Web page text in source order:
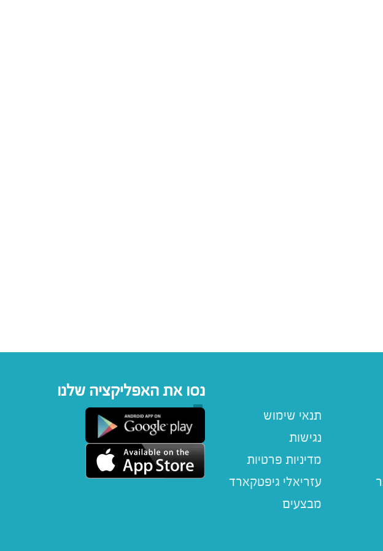
תנאי שימוש
נגישות
מדיניות פרטיות
עזריאלי גיפטקארד
מבצעים
נסו את האפליקציה שלנו